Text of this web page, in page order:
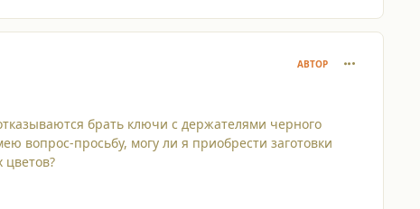
АВТОР
брать ключи с держателями черного
вопрос-просьбу, могу ли я приобрести заготовки